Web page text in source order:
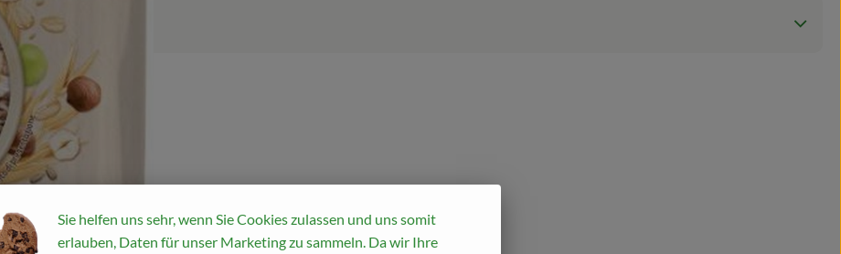
Sie helfen uns sehr, wenn Sie Cookies zulassen und uns somit
erlauben, Daten für unser Marketing zu sammeln. Da wir Ihre